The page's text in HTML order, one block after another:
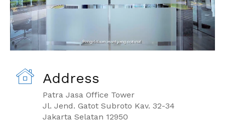
Address
Patra Jasa Office Tower
Jl. Jend. Gatot Subroto Kav. 32-34
Jakarta Selatan 12950